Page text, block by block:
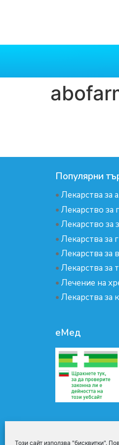
Този сайт използва "бисквитки".
Популярни
• Лекарства за
• Лекарство за
• Лекарство за
• Лекарства за
• Лекарства за
• Лекарства за
• Лечение на
• Лекарства за
еМед